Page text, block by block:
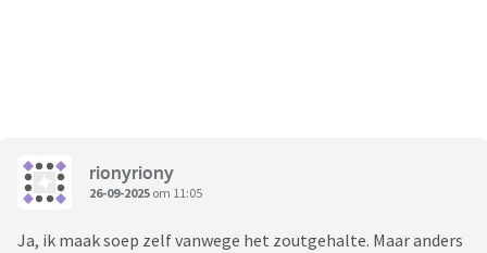
rionyriony
26-09-2025 om 11:05
Ja, ik maak soep zelf vanwege het zoutgehalte. Maar anders